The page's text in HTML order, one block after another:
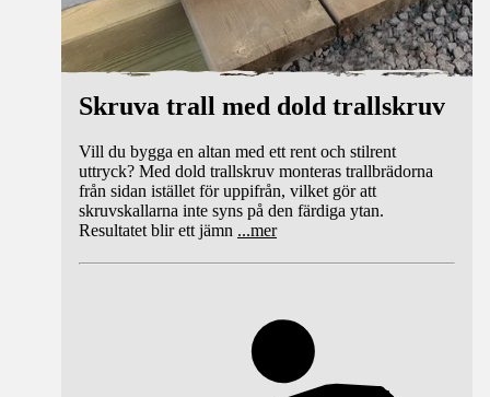
Skruva trall med dold trallskruv
Vill du bygga en altan med ett rent och stilrent
uttryck? Med dold trallskruv monteras trallbrädorna
från sidan istället för uppifrån, vilket gör att
skruvskallarna inte syns på den färdiga ytan.
Resultatet blir ett jämn ...mer